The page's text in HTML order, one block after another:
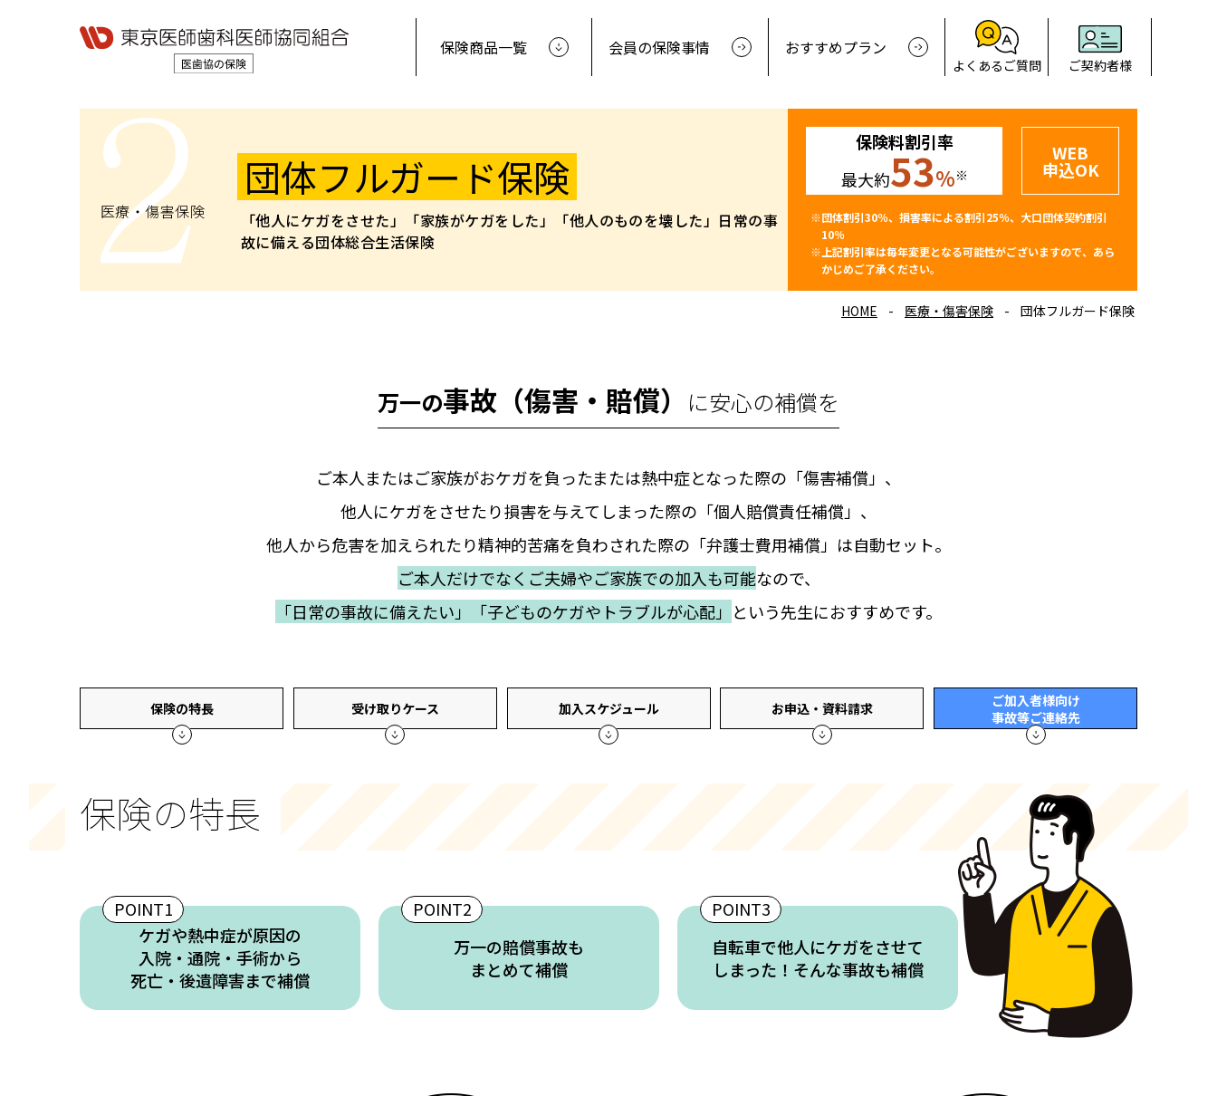
保険商品一覧 会員の保険事情 おすすめプラン
よくあるご質問 ご契約者様
医療・傷害保険
団体フルガード保険
「他人にケガをさせた」「家族がケガをした」 「他人のものを壊した」 日常の事
故に備える団体総合生活保険
保険料割引率
最大約53%※
WEB
申込OK
※団体割引30％、損害率による割引25％、大口団体契約割引
10％
※上記割引率は毎年変更となる可能性がございますので、あら
かじめご了承ください。
HOME 医療・傷害保険 団体フルガード保険
万一の事故（傷害・賠償） に安心の補償を
ご本人またはご家族がおケガを負ったまたは熱中症となった際の「傷害補償」、
他人にケガをさせたり損害を与えてしまった際の 「個人賠償責任補償」、
他人から危害を加えられたり精神的苦痛を負わされた際の「弁護士費用補償」は自動セット。
ご本人だけでなくご夫婦やご家族での加入も可能なので、
「日常の事故に備えたい」
「子どものケガやトラブルが心配」 という先生におすすめです。
保険の特長 受け取りケース 加入スケジュール お申込・資料請求
ご加入者様向け
事故等ご連絡先
保険の特長
POINT1
ケガや熱中症が原因の
入院・通院・手術から
死亡・後遺障害まで補償
POINT2
万一の賠償事故も
まとめて補償
POINT3
自転車で他人にケガをさせて
しまった！そんな事故も補償